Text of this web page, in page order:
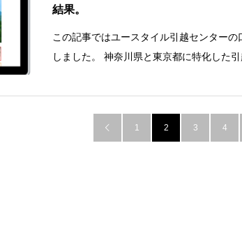
結果。
この記事ではユースタイル引越センター
しました。 神奈川県と東京都に特化した
 1 2 3 4